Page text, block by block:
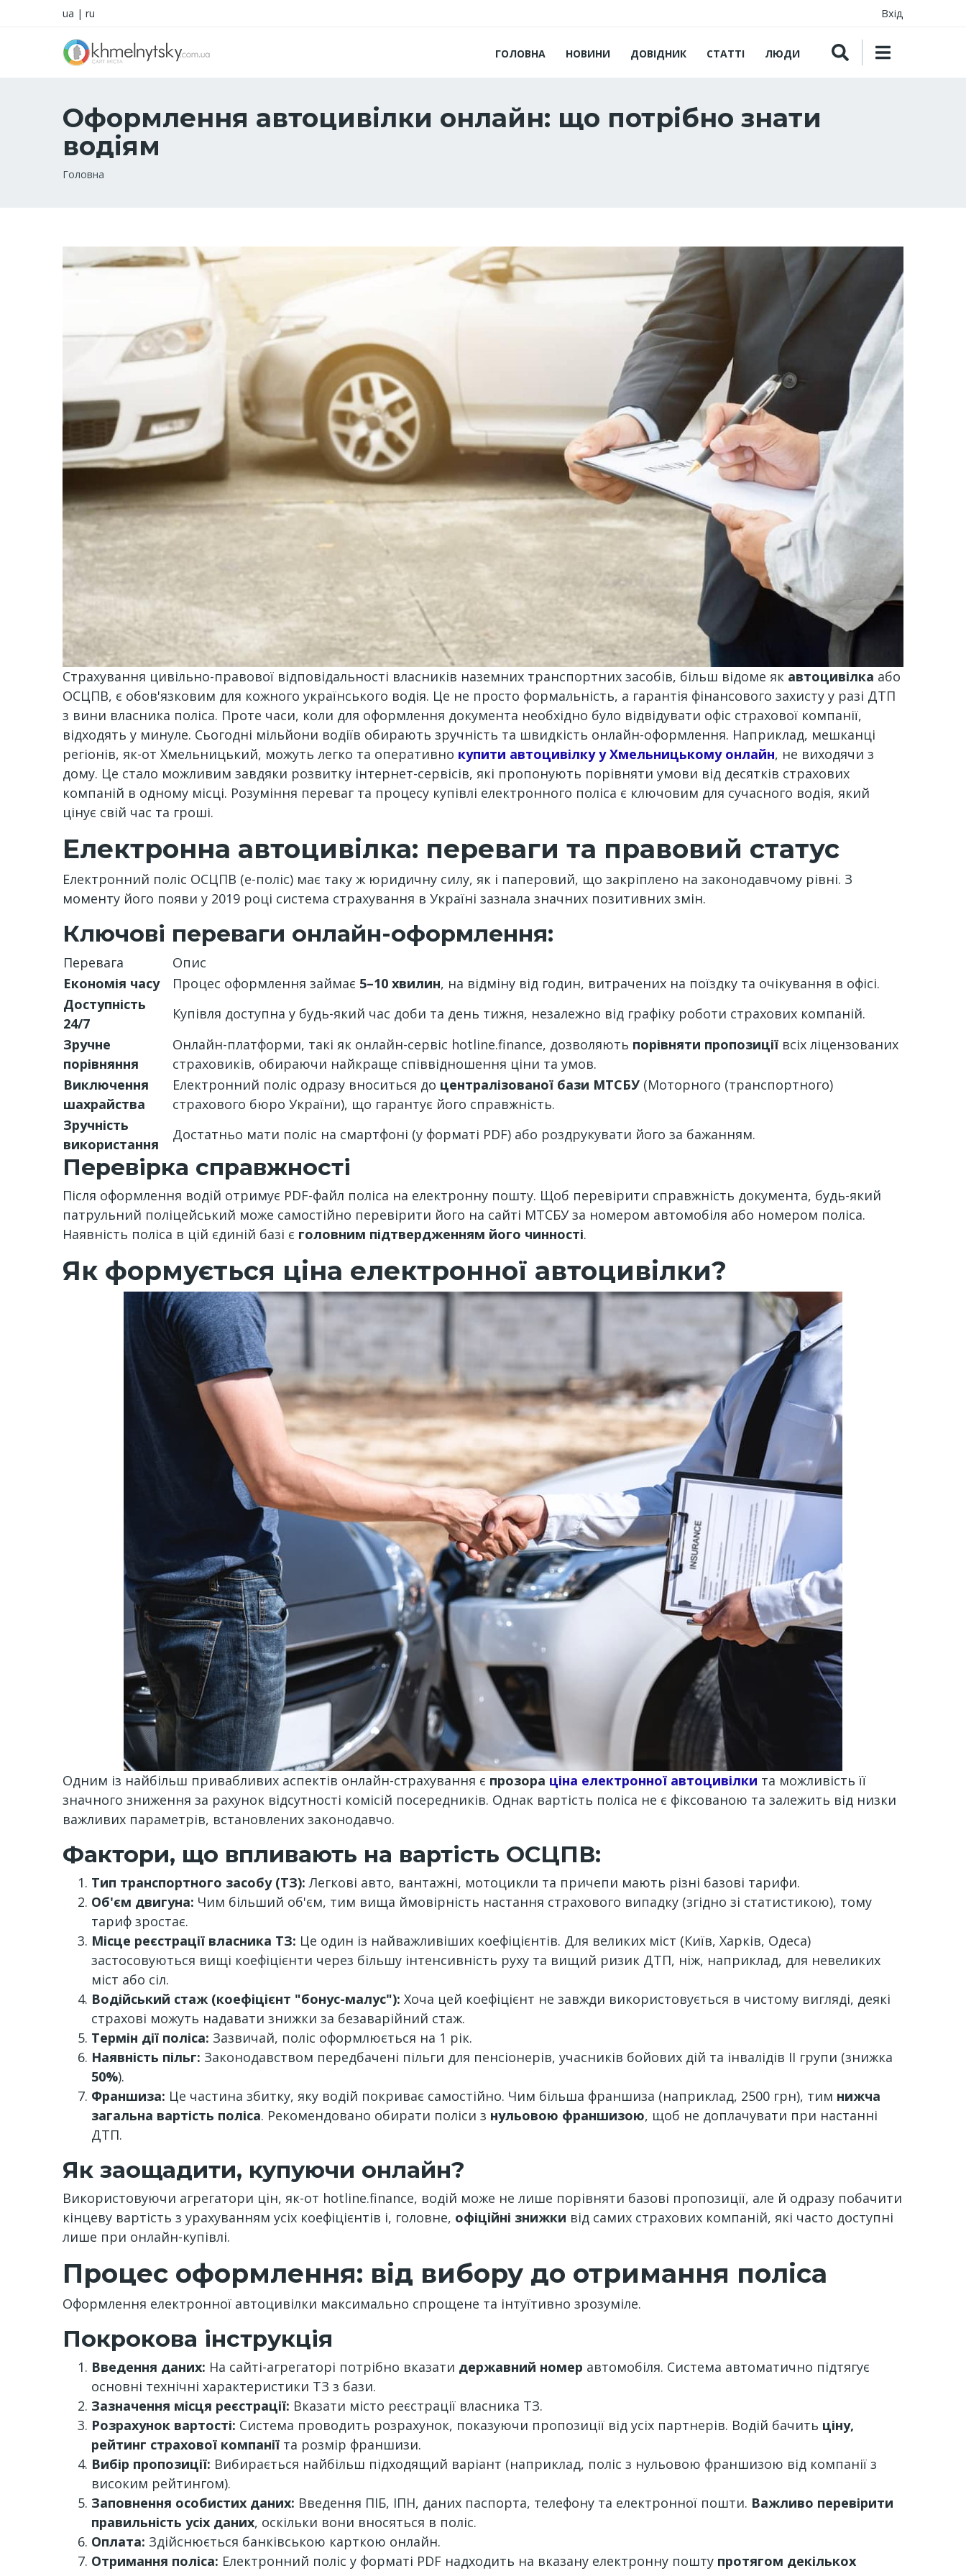
ua | ru Вхід
ГОЛОВНА НОВИНИ ДОВІДНИК СТАТТІ ЛЮДИ
Оформлення автоцивілки онлайн: що потрібно знати
водіям
Рядок
Головна
Страхування цивільно-правової відповідальності власників наземних транспортних засобів, більш відоме як автоцивілка або
ОСЦПВ, є обов'язковим для кожного українського водія. Це не просто формальність, а гарантія фінансового захисту у разі ДТП
з вини власника поліса. Проте часи, коли для оформлення документа необхідно було відвідувати офіс страхової компанії,
відходять у минуле. Сьогодні мільйони водіїв обирають зручність та швидкість онлайн-оформлення. Наприклад, мешканці
регіонів, як-от Хмельницький, можуть легко та оперативно купити автоцивілку у Хмельницькому онлайн, не виходячи з
дому. Це стало можливим завдяки розвитку інтернет-сервісів, які пропонують порівняти умови від десятків страхових
компаній в одному місці. Розуміння переваг та процесу купівлі електронного поліса є ключовим для сучасного водія, який
цінує свій час та гроші.
Електронна автоцивілка: переваги та правовий статус
Електронний поліс ОСЦПВ (е-поліс) має таку ж юридичну силу, як і паперовий, що закріплено на законодавчому рівні. З
моменту його появи у 2019 році система страхування в Україні зазнала значних позитивних змін.
Ключові переваги онлайн-оформлення:
Перевага
Опис
Економія часу
Процес оформлення займає 5–10 хвилин, на відміну від годин, витрачених на поїздку та очікування в офісі.
Доступність
24/7
Купівля доступна у будь-який час доби та день тижня, незалежно від графіку роботи страхових компаній.
Зручне
порівняння
Онлайн-платформи, такі як онлайн-сервіс hotline.finance, дозволяють порівняти пропозиції всіх ліцензованих
страховиків, обираючи найкраще співвідношення ціни та умов.
Виключення
шахрайства
Електронний поліс одразу вноситься до централізованої бази МТСБУ (Моторного (транспортного)
страхового бюро України), що гарантує його справжність.
Зручність
використання
Достатньо мати поліс на смартфоні (у форматі PDF) або роздрукувати його за бажанням.
Перевірка справжності
Після оформлення водій отримує PDF-файл поліса на електронну пошту. Щоб перевірити справжність документа, будь-який
патрульний поліцейський може самостійно перевірити його на сайті МТСБУ за номером автомобіля або номером поліса.
Наявність поліса в цій єдиній базі є головним підтвердженням його чинності.
Як формується ціна електронної автоцивілки?
Одним із найбільш привабливих аспектів онлайн-страхування є прозора ціна електронної автоцивілки та можливість її
значного зниження за рахунок відсутності комісій посередників. Однак вартість поліса не є фіксованою та залежить від низки
важливих параметрів, встановлених законодавчо.
Фактори, що впливають на вартість ОСЦПВ:
Тип транспортного засобу (ТЗ): Легкові авто, вантажні, мотоцикли та причепи мають різні базові тарифи.
Об'єм двигуна: Чим більший об'єм, тим вища ймовірність настання страхового випадку (згідно зі статистикою), тому
тариф зростає.
Місце реєстрації власника ТЗ: Це один із найважливіших коефіцієнтів. Для великих міст (Київ, Харків, Одеса)
застосовуються вищі коефіцієнти через більшу інтенсивність руху та вищий ризик ДТП, ніж, наприклад, для невеликих
міст або сіл.
Водійський стаж (коефіцієнт "бонус-малус"): Хоча цей коефіцієнт не завжди використовується в чистому вигляді, деякі
страхові можуть надавати знижки за безаварійний стаж.
Термін дії поліса: Зазвичай, поліс оформлюється на 1 рік.
Наявність пільг: Законодавством передбачені пільги для пенсіонерів, учасників бойових дій та інвалідів II групи (знижка
50%).
Франшиза: Це частина збитку, яку водій покриває самостійно. Чим більша франшиза (наприклад, 2500 грн), тим нижча
загальна вартість поліса. Рекомендовано обирати поліси з нульовою франшизою, щоб не доплачувати при настанні
ДТП.
Як заощадити, купуючи онлайн?
Використовуючи агрегатори цін, як-от hotline.finance, водій може не лише порівняти базові пропозиції, але й одразу побачити
кінцеву вартість з урахуванням усіх коефіцієнтів і, головне, офіційні знижки від самих страхових компаній, які часто доступні
лише при онлайн-купівлі.
Процес оформлення: від вибору до отримання поліса
Оформлення електронної автоцивілки максимально спрощене та інтуїтивно зрозуміле.
Покрокова інструкція
Введення даних: На сайті-агрегаторі потрібно вказати державний номер автомобіля. Система автоматично підтягує
основні технічні характеристики ТЗ з бази.
Зазначення місця реєстрації: Вказати місто реєстрації власника ТЗ.
Розрахунок вартості: Система проводить розрахунок, показуючи пропозиції від усіх партнерів. Водій бачить ціну,
рейтинг страхової компанії та розмір франшизи.
Вибір пропозиції: Вибирається найбільш підходящий варіант (наприклад, поліс з нульовою франшизою від компанії з
високим рейтингом).
Заповнення особистих даних: Введення ПІБ, ІПН, даних паспорта, телефону та електронної пошти. Важливо перевірити
правильність усіх даних, оскільки вони вносяться в поліс.
Оплата: Здійснюється банківською карткою онлайн.
Отримання поліса: Електронний поліс у форматі PDF надходить на вказану електронну пошту протягом декількох